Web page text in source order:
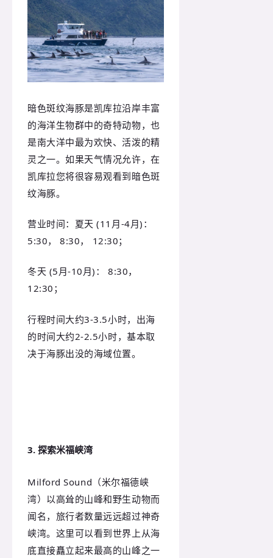
暗色斑纹海豚是凯库拉沿岸丰富
的海洋生物群中的奇特动物，也
是南大洋中最为欢快、活泼的精
灵之一。如果天气情况允许，在
凯库拉您将很容易观看到暗色斑
纹海豚。
营业时间：夏天 (11月-4月)：
5:30， 8:30， 12:30；
冬天 (5月-10月)： 8:30，
12:30；
行程时间大约3-3.5小时，出海
的时间大约2-2.5小时，基本取
决于海豚出没的海域位置。
3. 探索米福峡湾
Milford Sound（米尔福德峡
湾）以高耸的山峰和野生动物而
闻名，旅行者数量远远超过神奇
峡湾。这里可以看到世界上从海
底直接矗立起来最高的山峰之一